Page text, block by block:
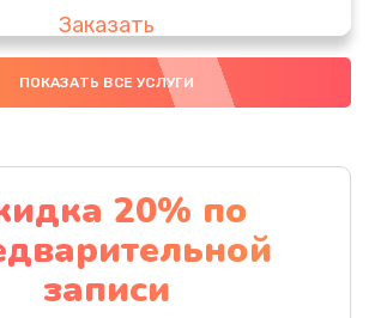
Заказать
Замена микрофона
Заказать
Замена аккумулятора
1130 руб.
Заказать
ПОКАЗАТЬ ВСЕ УСЛУГИ
20% по
записи